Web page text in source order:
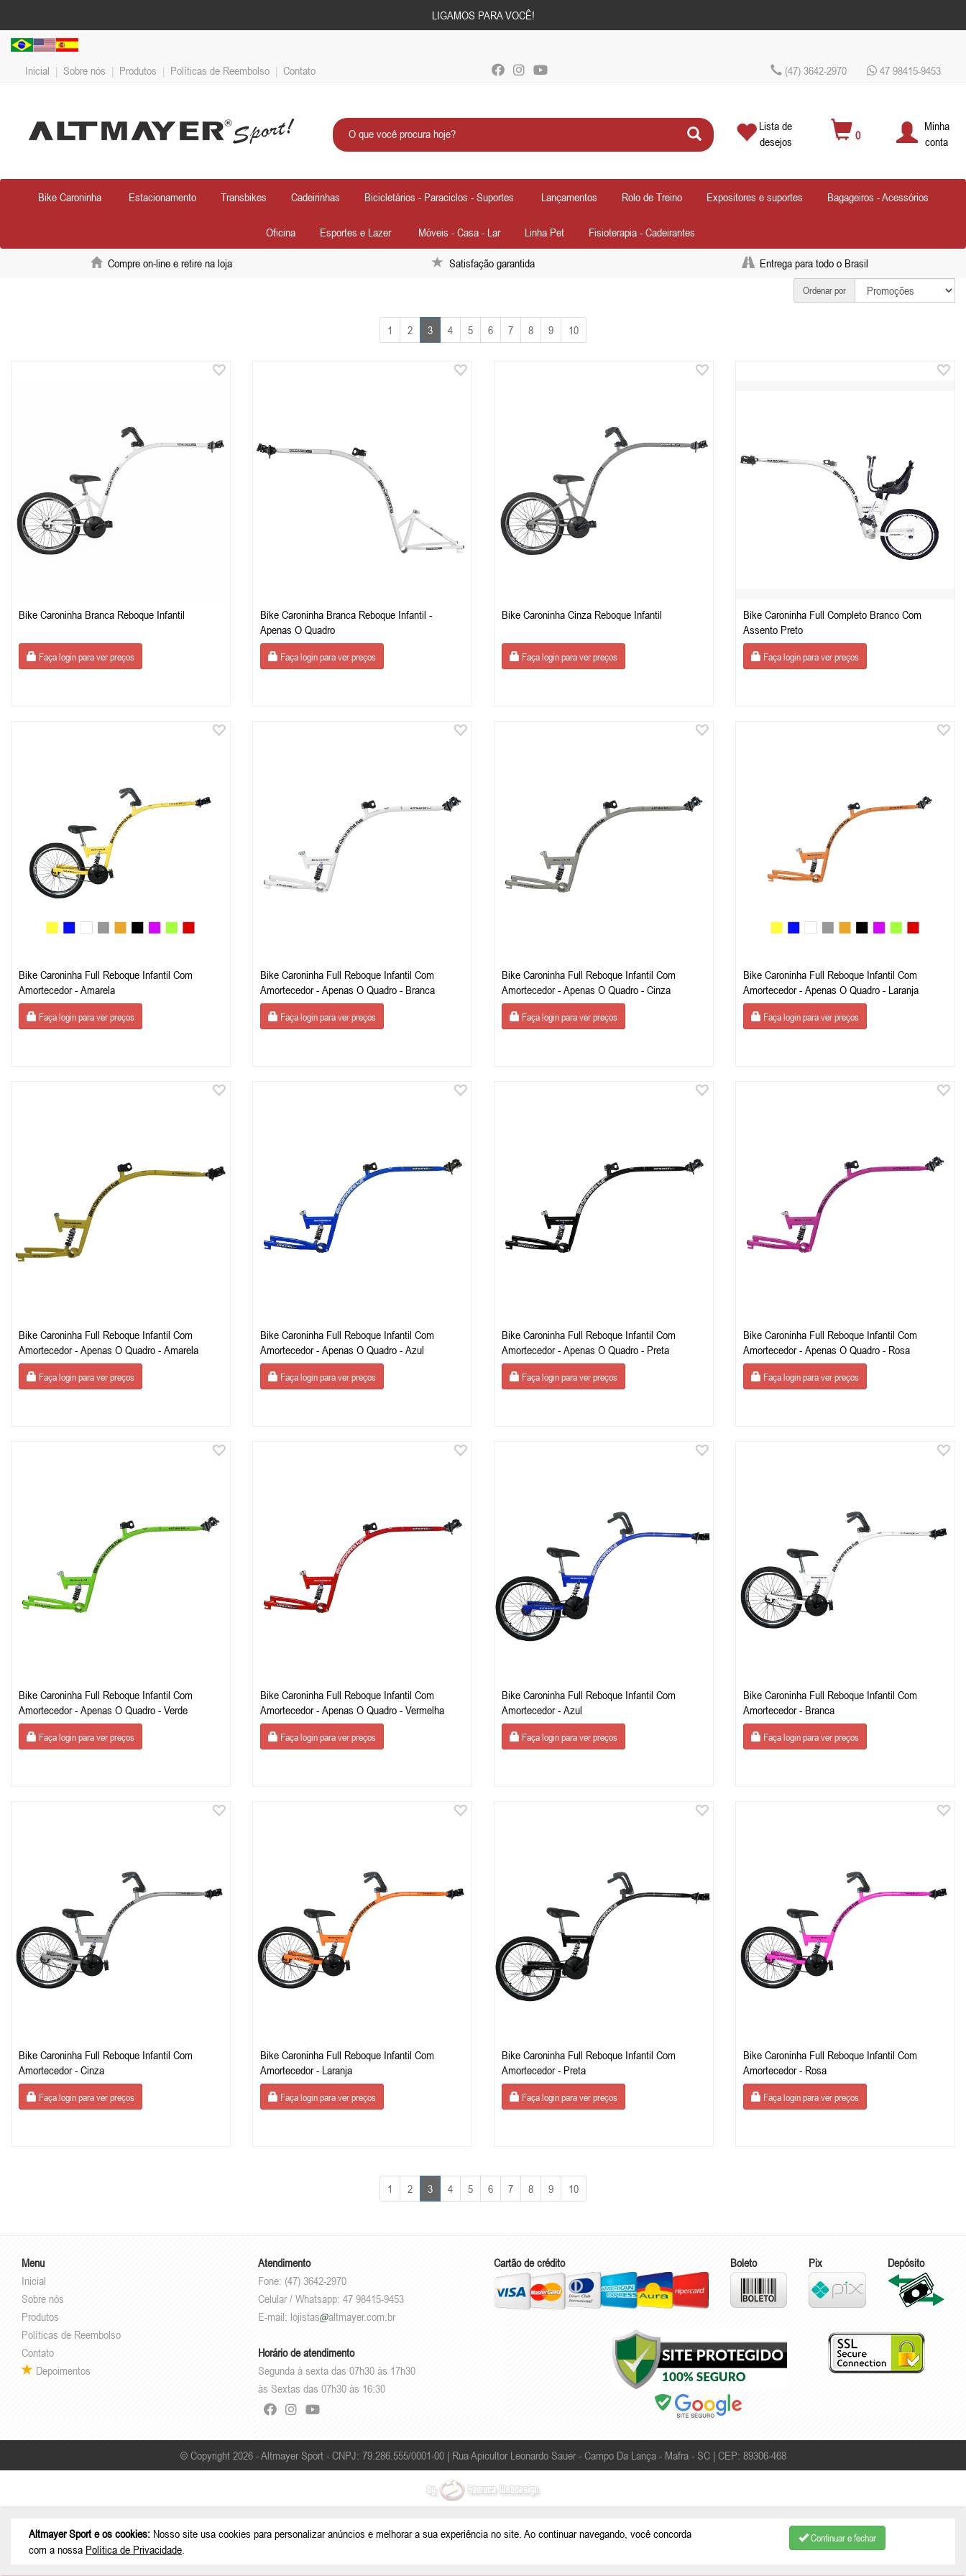
LIGAMOS PARA VOCÊ!
Inicial | Sobre nós | Produtos | Políticas de Reembolso | Contato (47) 3642-2970 47 98415-9453
Lista de
desejos
0
Minha
conta
Bike Caroninha Estacionamento Transbikes Cadeirinhas Bicicletários - Paraciclos - Suportes Lançamentos Rolo de Treino Expositores e suportes Bagageiros - Acessórios
Oficina Esportes e Lazer Móveis - Casa - Lar Linha Pet Fisioterapia - Cadeirantes
Compre on-line e retire na loja Satisfação garantida Entrega para todo o Brasil
Ordenar por
1 2 3 4 5 6 7 8 9 10
Bike Caroninha Branca Reboque Infantil
Faça login para ver preços
Bike Caroninha Branca Reboque Infantil -
Apenas O Quadro
Faça login para ver preços
Bike Caroninha Cinza Reboque Infantil
Faça login para ver preços
Bike Caroninha Full Completo Branco Com
Assento Preto
Faça login para ver preços
Bike Caroninha Full Reboque Infantil Com
Amortecedor - Amarela
Faça login para ver preços
Bike Caroninha Full Reboque Infantil Com
Amortecedor - Apenas O Quadro - Branca
Faça login para ver preços
Bike Caroninha Full Reboque Infantil Com
Amortecedor - Apenas O Quadro - Cinza
Faça login para ver preços
Bike Caroninha Full Reboque Infantil Com
Amortecedor - Apenas O Quadro - Laranja
Faça login para ver preços
Bike Caroninha Full Reboque Infantil Com
Amortecedor - Apenas O Quadro - Amarela
Faça login para ver preços
Bike Caroninha Full Reboque Infantil Com
Amortecedor - Apenas O Quadro - Azul
Faça login para ver preços
Bike Caroninha Full Reboque Infantil Com
Amortecedor - Apenas O Quadro - Preta
Faça login para ver preços
Bike Caroninha Full Reboque Infantil Com
Amortecedor - Apenas O Quadro - Rosa
Faça login para ver preços
Bike Caroninha Full Reboque Infantil Com
Amortecedor - Apenas O Quadro - Verde
Faça login para ver preços
Bike Caroninha Full Reboque Infantil Com
Amortecedor - Apenas O Quadro - Vermelha
Faça login para ver preços
Bike Caroninha Full Reboque Infantil Com
Amortecedor - Azul
Faça login para ver preços
Bike Caroninha Full Reboque Infantil Com
Amortecedor - Branca
Faça login para ver preços
Bike Caroninha Full Reboque Infantil Com
Amortecedor - Cinza
Faça login para ver preços
Bike Caroninha Full Reboque Infantil Com
Amortecedor - Laranja
Faça login para ver preços
Bike Caroninha Full Reboque Infantil Com
Amortecedor - Preta
Faça login para ver preços
Bike Caroninha Full Reboque Infantil Com
Amortecedor - Rosa
Faça login para ver preços
1 2 3 4 5 6 7 8 9 10
Menu
Inicial
Sobre nós
Produtos
Políticas de Reembolso
Contato
Depoimentos
Atendimento
Fone: (47) 3642-2970
Celular / Whatsapp: 47 98415-9453
E-mail: lojistas altmayer.com.br
Horário de atendimento
Segunda à sexta das 07h30 às 17h30
às Sextas das 07h30 às 16:30
Cartão de crédito Boleto Pix Depósito
© Copyright 2026 - Altmayer Sport - CNPJ: 79.286.555/0001-00 | Rua Apicultor Leonardo Sauer - Campo Da Lança - Mafra - SC | CEP: 89306-468
Altmayer Sport e os cookies: Nosso site usa cookies para personalizar anúncios e melhorar a sua experiência no site. Ao continuar navegando, você concorda
com a nossa Política de Privacidade
Continuar e fechar